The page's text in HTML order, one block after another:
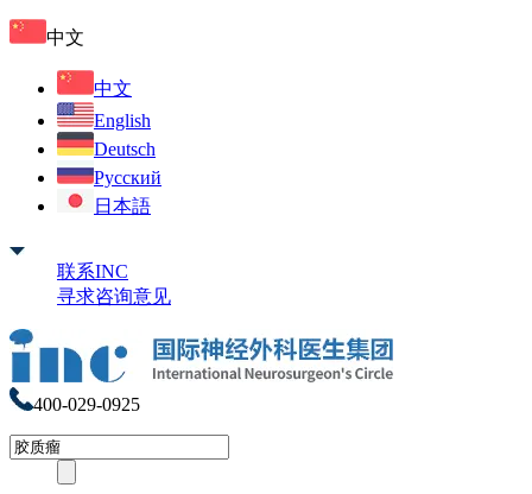
中文
中文
English
Deutsch
Русский
日本語
联系INC
寻求咨询意见
400-029-0925